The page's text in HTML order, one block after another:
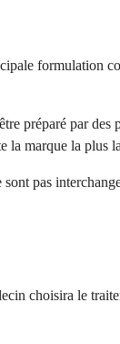
formulation
préparé par des
la marque la plus
pas
choisira le